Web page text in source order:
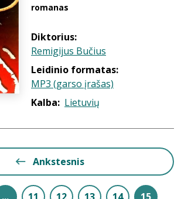
romanas
Diktorius:
Remigijus Bučius
Leidinio formatas:
MP3 (garso įrašas)
Kalba: Lietuvių
Ankstesnis